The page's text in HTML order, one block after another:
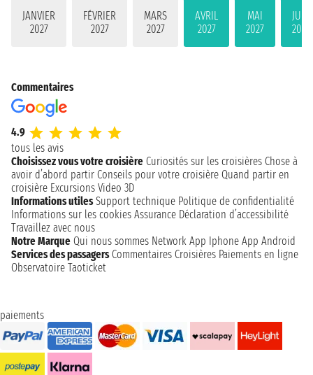
JANVIER
2027
FÉVRIER
2027
MARS
2027
AVRIL
2027
MAI
2027
JUIN
2027
Commentaires
4.9
tous les avis
Choisissez vous votre croisière Curiosités sur les croisières Chose à
avoir d’abord partir Conseils pour votre croisière Quand partir en
croisière Excursions Video 3D
Informations utiles Support technique Politique de confidentialité
Informations sur les cookies Assurance Déclaration d’accessibilité
Travaillez avec nous
Notre Marque Qui nous sommes Network App Iphone App Android
Services des passagers Commentaires Croisières Paiements en ligne
Observatoire Taoticket
paiements